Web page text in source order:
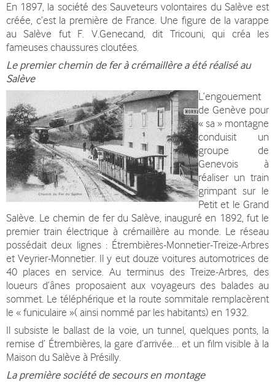
En 1897, la société des Sauveteurs volontaires du Salève est
créée, c’est la première de France. Une figure de la varappe
au Salève fut F. V.Genecand, dit Tricouni, qui créa les
fameuses chaussures cloutées.
Le premier chemin de fer à crémaillère a été réalisé au
Salève
L’engouement
de Genève pour
« sa » montagne
conduisit un
groupe de
Genevois à
réaliser un train
grimpant sur le
Petit et le Grand
Salève. Le chemin de fer du Salève, inauguré en 1892, fut le
premier train électrique à crémaillère au monde. Le réseau
possédait deux lignes : Étrembières-Monnetier-Treize-Arbres
et Veyrier-Monnetier. Il y eut douze voitures automotrices de
40 places en service. Au terminus des Treize-Arbres, des
loueurs d’ânes proposaient aux voyageurs des balades au
sommet. Le téléphérique et la route sommitale remplacèrent
le « funiculaire »( ainsi nommé par les habitants) en 1932.
Il subsiste le ballast de la voie, un tunnel, quelques ponts, la
remise d’ Étrembières, la gare d’arrivée… et un film visible à la
Maison du Salève à Présilly.
La première société de secours en montage